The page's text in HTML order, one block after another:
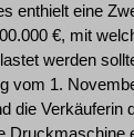
enthielt eine
€, mit
werden
vom 1.
die Verkäuferin
Druckmaschine